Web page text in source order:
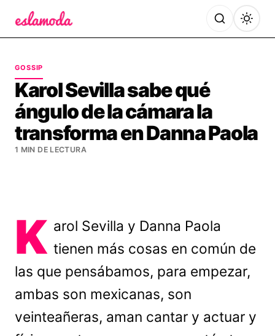
GOSSIP
Karol Sevilla sabe qué
ángulo de la cámara la
transforma en Danna Paola
1 MIN DE LECTURA
K arol Sevilla y Danna Paola
tienen más cosas en común de
las que pensábamos, para empezar,
ambas son mexicanas, son
veinteañeras, aman cantar y actuar y